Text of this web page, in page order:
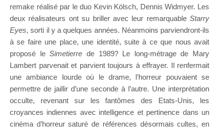
remake réalisé par le duo Kevin Kölsch, Dennis Widmyer. Les
deux réalisateurs ont su briller avec leur remarquable Starry
Eyes, sorti il y a quelques années. Néanmoins parviendront-ils
à se faire une place, une identité, suite à ce que nous avait
proposé leSimetierre de 1989? Le long-métrage de Mary
Lambert parvenait et parvient toujours à effrayer. Il renfermait
une ambiance lourde où le drame, l’horreur pouvaient se
permettre de jaillir d’une seconde à l’autre. Une interprétation
occulte, revenant sur les fantômes des Etats-Unis, les
croyances indiennes avec intelligence et pertinence dans un
cinéma d’horreur saturé de références désormais cultes, en